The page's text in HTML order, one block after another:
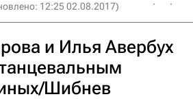
12:25 02.08.2017)
и Илья Авербух
Шибнев